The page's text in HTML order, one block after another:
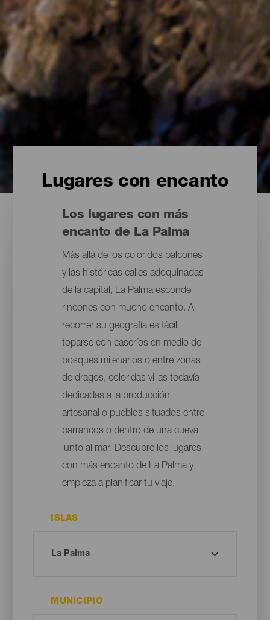
Lugares con encanto
Los lugares con más
encanto de La Palma
Más allá de los coloridos balcones
y las históricas calles adoquinadas
de la capital, La Palma esconde
rincones con mucho encanto. Al
recorrer su geografía es fácil
toparse con caseríos en medio de
bosques milenarios o entre zonas
de dragos, coloridas villas todavía
dedicadas a la producción
artesanal o pueblos situados entre
barrancos o dentro de una cueva
junto al mar. Descubre los lugares
con más encanto de La Palma y
empieza a planificar tu viaje.
ISLAS
MUNICIPIO